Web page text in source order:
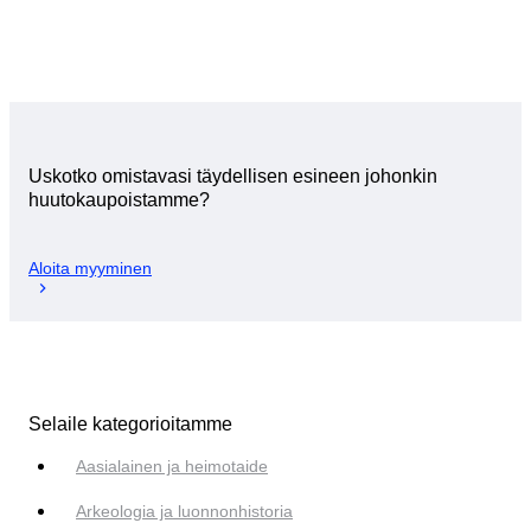
Uskotko omistavasi täydellisen esineen johonkin
huutokaupoistamme?
Aloita myyminen
Selaile kategorioitamme
Aasialainen ja heimotaide
Arkeologia ja luonnonhistoria